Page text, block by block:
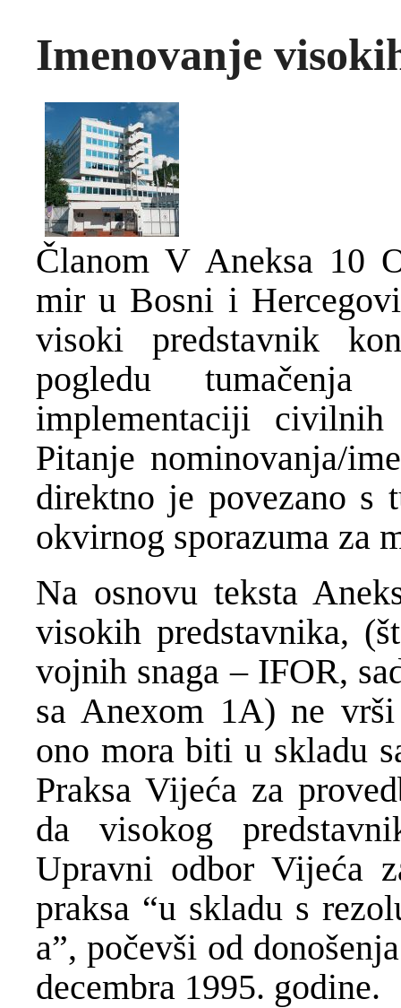
Imenovanje
Članom V Aneksa 10
mir u Bosni i
visoki predstavnik
pogledu tumačenja
implementaciji civilnih
Pitanje nominovanja/
direktno je povezano s
okvirnog sporazuma za
Na osnovu teksta
visokih predstavnika,
vojnih snaga – IFOR,
sa Anexom 1A) ne
ono mora biti u skladu
Praksa Vijeća za
da visokog
Upravni odbor Vijeća
praksa “u skladu s
a”, počevši od
decembra 1995. godine.